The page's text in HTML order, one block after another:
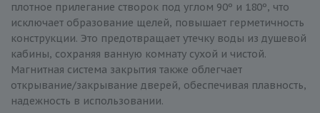
плотное прилегание створок под углом 90º и 180º, что
исключает образование щелей, повышает герметичность
конструкции. Это предотвращает утечку воды из душевой
кабины, сохраняя ванную комнату сухой и чистой.
Магнитная система закрытия также облегчает
открывание/закрывание дверей, обеспечивая плавность,
надежность в использовании.